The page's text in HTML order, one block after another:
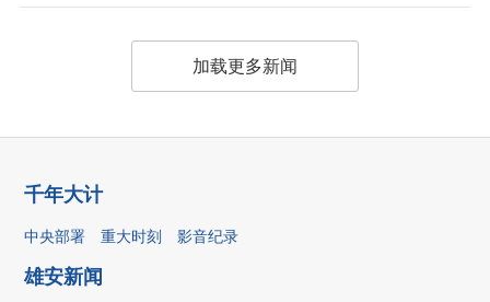
加载更多新闻
千年大计
中央部署 重大时刻 影音纪录
雄安新闻